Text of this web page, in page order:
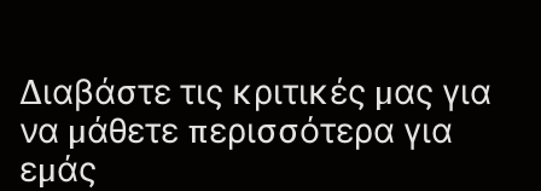
Διαβάστε τις κριτικές μας για
να μάθετε περισσότερα για
εμάς